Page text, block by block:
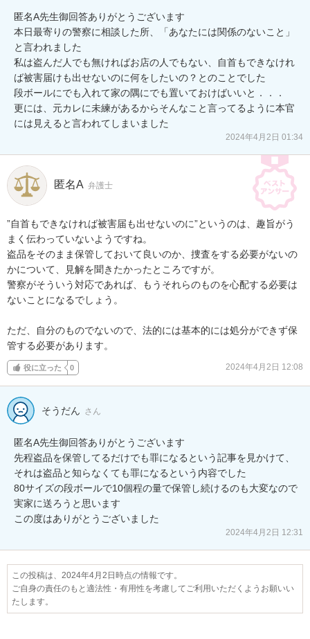
匿名A先生御回答ありがとうございます
本日最寄りの警察に相談した所、「あなたには関係のないこと」
と言われました
私は盗んだ人でも無ければお店の人でもない、自首もできなけれ
ば被害届けも出せないのに何をしたいの？とのことでした
段ボールにでも入れて家の隅にでも置いておけばいいと．．．
更には、元カレに未練があるからそんなこと言ってるように本官
2024年4月2日 01:34
匿名A 弁護士
”自首もできなければ被害届も出せないのに”というのは、趣旨がう
まく伝わっていないようですね。
盗品をそのまま保管しておいて良いのか、捜査をする必要がないの
かについて、見解を聞きたかったところですが。
警察がそういう対応であれば、もうそれらのものを心配する必要は
ないことになるでしょう。
ただ、自分のものでないので、法的には基本的には処分ができず保
管する必要があります。
役に立った 0 2024年4月2日 12:08
そうだん さん
匿名A先生御回答ありがとうございます
先程盗品を保管してるだけでも罪になるという記事を見かけて、
それは盗品と知らなくても罪になるという内容でした
80サイズの段ボールで10個程の量で保管し続けるのも大変なので
実家に送ろうと思います
この度はありがとうございました
2024年4月2日 12:31
この投稿は、2024年4月2日時点の情報です。
ご自身の責任のもと適法性・有用性を考慮してご利用いただくようお願いい
たします。